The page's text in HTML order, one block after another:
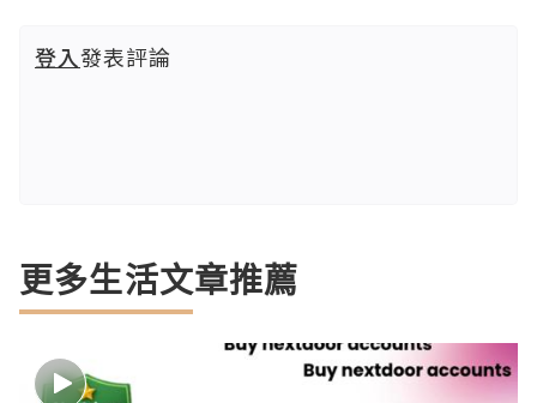
登入發表評論
更多生活文章推薦